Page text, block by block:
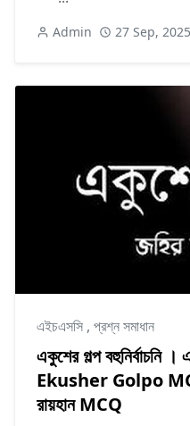
Admin 27 Sep, 2025
এইচএসসি , প্রশ্ন সমাধান
একুশের গল্প বহুনির্বাচনি
Ekusher Golpo
রায়হান MCQ